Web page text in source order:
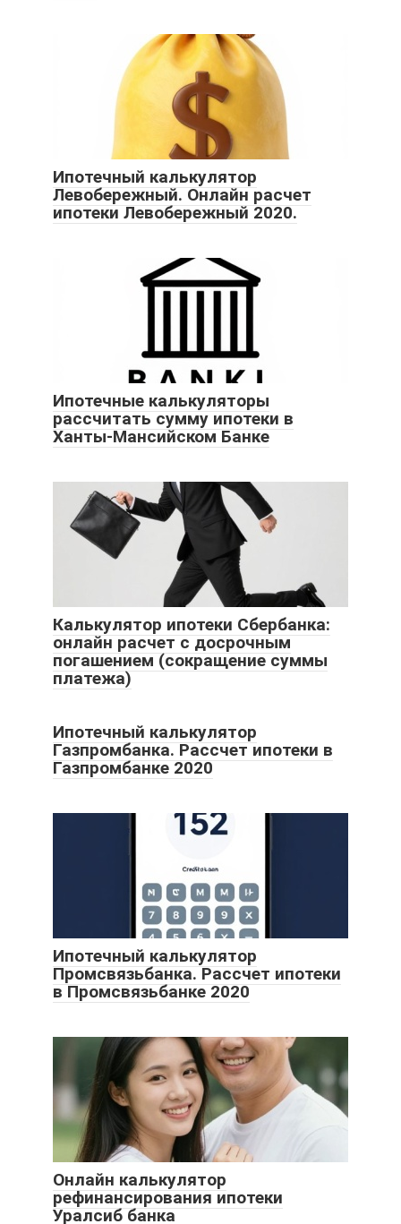
Ипотечный калькулятор
Левобережный. Онлайн расчет
ипотеки Левобережный 2020.
Ипотечные калькуляторы
рассчитать сумму ипотеки в
Ханты-Мансийском Банке
Калькулятор ипотеки Сбербанка:
онлайн расчет с досрочным
погашением (сокращение суммы
платежа)
Ипотечный калькулятор
Газпромбанка. Рассчет ипотеки в
Газпромбанке 2020
Ипотечный калькулятор
Промсвязьбанка. Рассчет ипотеки
в Промсвязьбанке 2020
Онлайн калькулятор
рефинансирования ипотеки
Уралсиб банка